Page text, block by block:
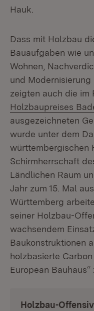
Hauk.
Dass mit Holzbau
Bauaufgaben wie
Wohnen,
und Modernisierung
zeigten auch die im
Holzbaupreises
ausgezeichneten
wurde unter dem
württembergischen
Schirmherrschaft
Ländlichen Raum
Jahr zum 15. Mal
Württemberg
seiner Holzbau-
wachsendem
Baukonstruktionen
holzbasierte
European Bauhaus“
Holzbau-